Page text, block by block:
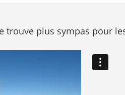
trouve plus sympas pour